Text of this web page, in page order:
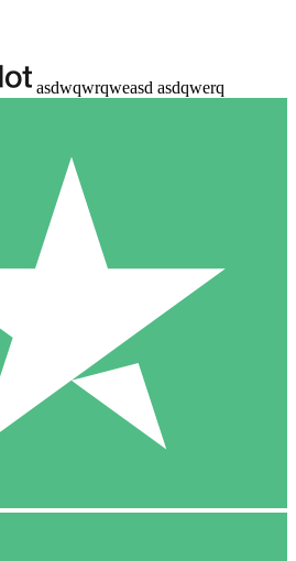
asdwqwrqweasd asdqwerq